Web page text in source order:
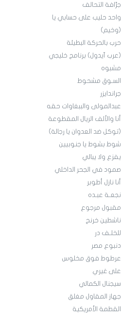
جرَّافة التحالف
واحد حليب على حسابي يا
(وخيم)
حرب بالحركة البطيئة
(عرب آيدول) برنامج خليجي
مشبوه
السـوق مشحوط
جراندايزر
عبدالمولى والببغاوات حقه
أنا والألف الريال المقطوعة
(توكل ضد العدوان يا رجالة)
شوط بشوط يا جنوبيين
يفزع ولا يبالي
صمود في الجحر الداخلي
أنا نازل أطوبر
نجعـة عبـده
مقبول مرجوع
ناشطين خرنج
للخلـف در
دنبوع مصر
عرطوط فوق مخلوس
على غيري
سيجنال الكمالي
جهاز المقاول مغلق
القطمة الأمريكية